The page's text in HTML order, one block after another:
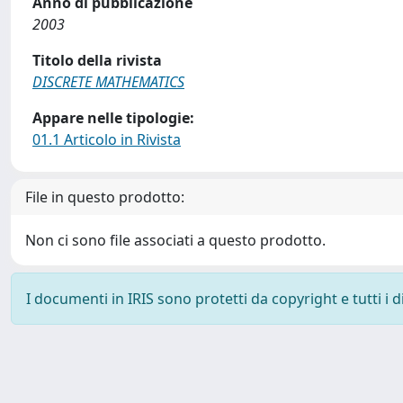
2003
Titolo della rivista
DISCRETE MATHEMATICS
Appare nelle tipologie:
01.1 Articolo in Rivista
File in questo prodotto:
Non ci sono file associati a questo prodotto.
I documenti in IRIS sono protetti da copyright e tutti i